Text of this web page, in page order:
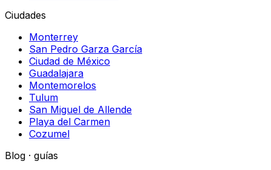
Ciudades
Monterrey
San Pedro Garza García
Ciudad de México
Guadalajara
Montemorelos
Tulum
San Miguel de Allende
Playa del Carmen
Cozumel
Blog · guías